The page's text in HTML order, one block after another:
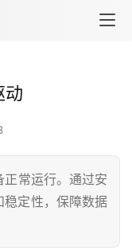
动
正常运行。通过安
稳定性，保障数据